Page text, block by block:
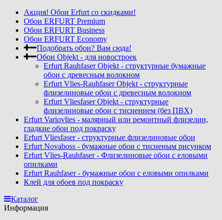
Акция! Обои Erfurt со скидками!
Обои ERFURT Premium
Обои ERFURT Business
Обои ERFURT Economy
Подобрать обои? Вам сюда!
Обои Objekt - для новостроек
Erfurt Rauhfaser Objekt - cтруктурные бумажные
обои с древесным волокном
Erfurt Vlies-Rauhfaser Objekt - структурные
флизелиновые обои с древесным волокном
Erfurt Vliesfaser Objekt - структурные
флизелиновые обои с тиснением (без ПВХ)
Erfurt Variovlies - малярный или ремонтный флизелин,
гладкие обои под покраску
Erfurt Vliesfaser - структурные флизелиновые обои
Erfurt Novaboss - бумажные обои с тисненым рисунком
Erfurt Vlies-Rauhfaser - Флизелиновые обои с еловыми
опилками
Erfurt Rauhfaser - бумажные обои с еловыми опилками
Клей для обоев под покраску
Каталог
Информация